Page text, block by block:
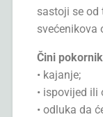
sastoji se od
svećenikova
Čini
• kajanje;
• ispovijed ili
• odluka da